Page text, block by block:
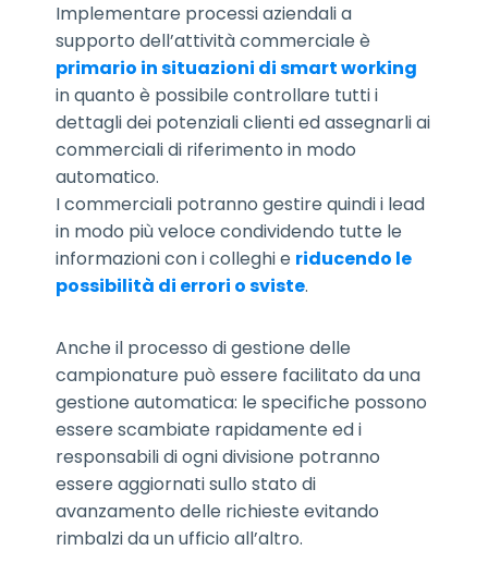
Implementare processi aziendali a
supporto dell’attività commerciale è
primario in situazioni di smart working
in quanto è possibile controllare tutti i
dettagli dei potenziali clienti ed assegnarli ai
commerciali di riferimento in modo
automatico.
I commerciali potranno gestire quindi i lead
in modo più veloce condividendo tutte le
informazioni con i colleghi e riducendo le
possibilità di errori o sviste.
Anche il processo di gestione delle
campionature può essere facilitato da una
gestione automatica: le specifiche possono
essere scambiate rapidamente ed i
responsabili di ogni divisione potranno
essere aggiornati sullo stato di
avanzamento delle richieste evitando
rimbalzi da un ufficio all’altro.